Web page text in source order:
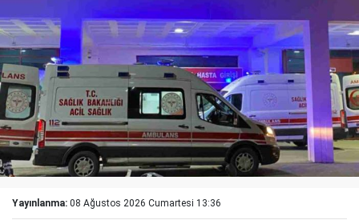
Yayınlanma: 08 Ağustos 2026 Cumartesi 13:36